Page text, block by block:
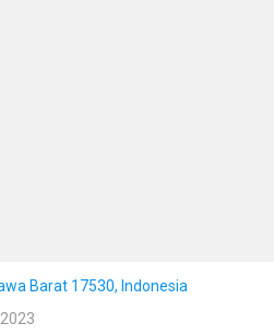
Barat 17530, Indonesia